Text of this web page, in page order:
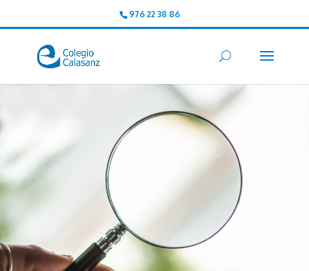
976 22 38 86